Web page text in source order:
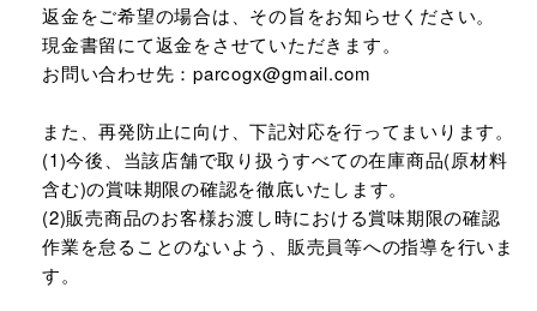
返金をご希望の場合は、その旨をお知らせください。
現金書留にて返金をさせていただきます。
お問い合わせ先：parcogx@gmail.com
また、再発防止に向け、下記対応を行ってまいります。
(1)今後、当該店舗で取り扱うすべての在庫商品(原材料
含む)の賞味期限の確認を徹底いたします。
(2)販売商品のお客様お渡し時における賞味期限の確認
作業を怠ることのないよう、販売員等への指導を行いま
す。